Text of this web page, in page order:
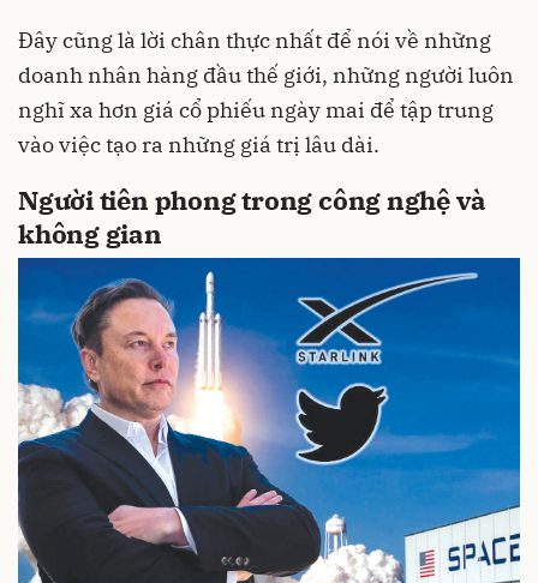
Đây cũng là lời chân thực nhất để nói về những
doanh nhân hàng đầu thế giới, những người luôn
nghĩ xa hơn giá cổ phiếu ngày mai để tập trung
vào việc tạo ra những giá trị lâu dài.
Người tiên phong trong công nghệ và
không gian